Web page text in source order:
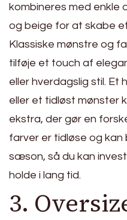
kombineres med enkle
og beige for at skabe
Klassiske mønstre og
tilføje et touch af
eller hverdagslig stil. Et
eller et tidløst mønster
ekstra, der gør en
farver er tidløse og
sæson, så du kan
holde i lang tid.
3.